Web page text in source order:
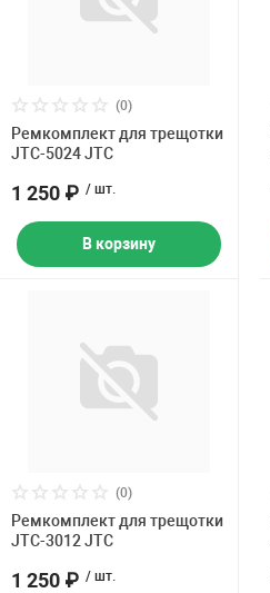
(0)
Ремкомплект для трещотки
JTC-5024 JTC
1 250 ₽ / шт.
В корзину
(0)
Ремкомплект для трещотки
JTC-3012 JTC
1 250 ₽ / шт.